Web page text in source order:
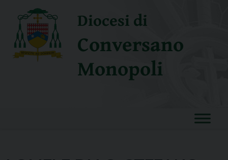
content
Diocesi di
Conversano
Monopoli